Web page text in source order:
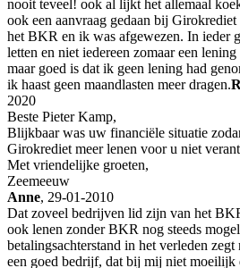
nooit teveel! ook al lijkt het allemaal
ook een aanvraag gedaan bij
het BKR en ik was afgewezen. In ieder
letten en niet iedereen zomaar een
maar goed is dat ik geen lening had
ik haast geen maandlasten meer dragen.
2020
Beste Pieter Kamp,
Blijkbaar was uw financiële situatie
Girokrediet meer lenen voor u niet
Met vriendelijke groeten,
Zeemeeuw
Anne, 29-01-2010
Dat zoveel bedrijven lid zijn van het
ook lenen zonder BKR nog steeds
betalingsachterstand in het verleden
een goed bedrijf, dat bij mij niet moeilijk